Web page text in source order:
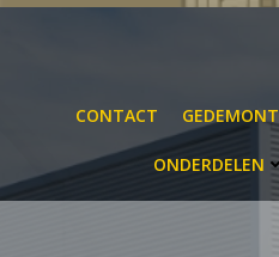
CONTACT
ONDERDELEN